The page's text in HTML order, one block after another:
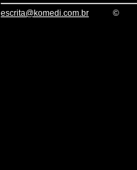
escrita@komedi.com.br ©